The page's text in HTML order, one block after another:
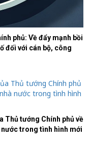
phủ: Về đẩy mạnh bồi
đối với cán bộ, công
Thủ tướng Chính phủ về
trong tình hình mới